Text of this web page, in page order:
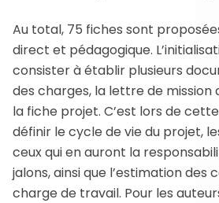
Au total, 75 fiches sont
direct et pédagogique.
consister à établir plusieurs
des charges, la lettre de
la fiche projet. C’est lors de
définir le cycle de vie du projet,
ceux qui en auront la
jalons, ainsi que l’estimation des
charge de travail. Pour les